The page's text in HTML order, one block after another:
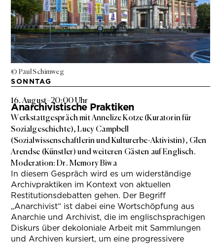
© Paul Schimweg
SONNTAG
16. August–20:00 Uhr
Anarchivistische Praktiken
Werkstattgespräch mit Annelize Kotze (Kuratorin für
Sozialgeschichte), Lucy Campbell
(Sozialwissenschaftlerin und Kulturerbe-Aktivistin), Glen
Arendse (Künstler) und weiteren Gästen auf Englisch.
Moderation: Dr. Memory Biwa
In diesem Gespräch wird es um widerständige
Archivpraktiken im Kontext von aktuellen
Restitutionsdebatten gehen. Der Begriff
„Anarchivist“ ist dabei eine Wortschöpfung aus
Anarchie und Archivist, die im englischsprachigen
Diskurs über dekoloniale Arbeit mit Sammlungen
und Archiven kursiert, um eine progressivere